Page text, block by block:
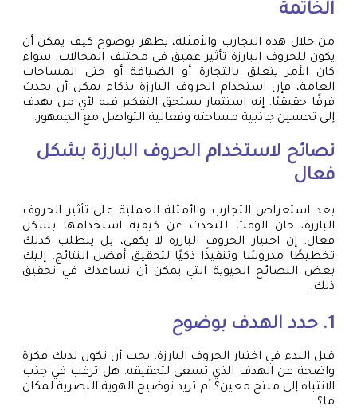
الخاتمة
من خلال هذه التجارب والأمثلة، يظهر بوضوح كيف يمكن أن
يكون للحروف البارزة تأثير عميق في مختلف المجالات. سواء
كان الأمر يتعلق بالتجارة أو الضيافة أو حتى المساحات
العامة، فإن استخدام الحروف البارزة بذكاء يمكن أن يحدث
فرقًا حقيقيًا. إنه استثمار يستحق التفكير فيه لأي من يهدف
إلى تحسين جاذبية مساحته وفعالية التواصل مع الجمهور.
نصائح لاستخدام الحروف البارزة بشكل
فعال
بعد استعراض التجارب والأمثلة العملية على تأثير الحروف
البارزة، حان الوقت للتحدث عن كيفية استخدامها بشكل
فعال. إن اختيار الحروف البارزة لا يكفي، بل يتطلب كذلك
تخطيطًا مدروسًا وتنفيذًا ذكيًا لتحقيق أفضل النتائج. إليك
بعض النصائح الحيوية التي يمكن أن تساعدك في تحقيق
ذلك.
1. حدد الهدف بوضوح
قبل البدء في اختيار الحروف البارزة، يجب أن تكون لديك فكرة
واضحة عن الهدف الذي تسعى لتحقيقه. هل ترغب في جذب
الانتباه إلى منتج معين؟ أم تريد توضيح الهوية البصرية لمكان
ما؟